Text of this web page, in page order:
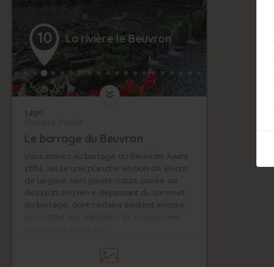
10 La rivière le Beuvron
145m
Le barrage du Beuvron
Vous arrivez au barrage du Beuvron. Avant
1884, seule une planche en bois de 40 cm
de largeur, sans garde-corps, posée sur
des plots en pierre dépassant du sommet
du barrage, dont certains existent encore,